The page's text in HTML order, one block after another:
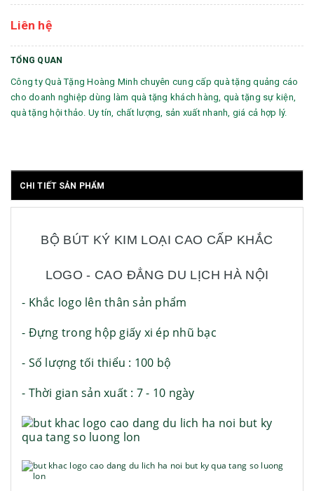
Liên hệ
TỔNG QUAN
Công ty Quà Tặng Hoàng Minh chuyên cung cấp quà tặng quảng cáo
cho doanh nghiệp dùng làm quà tặng khách hàng, quà tặng sự kiện,
quà tặng hội thảo. Uy tín, chất lượng, sản xuất nhanh, giá cả hợp lý.
CHI TIẾT SẢN PHẨM
BỘ BÚT KÝ KIM LOẠI CAO CẤP KHẮC
LOGO - CAO ĐẲNG DU LỊCH HÀ NỘI
- Khắc logo lên thân sản phẩm
- Đựng trong hộp giấy xi ép nhũ bạc
- Số lượng tối thiểu : 100 bộ
- Thời gian sản xuất : 7 - 10 ngày